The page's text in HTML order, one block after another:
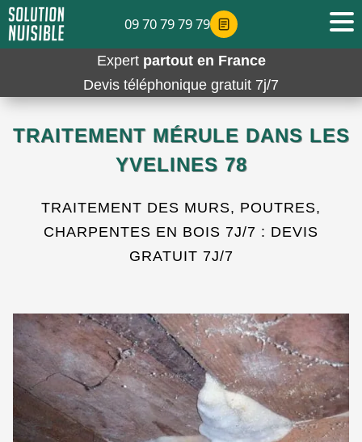
Expert partout en France
Devis téléphonique gratuit 7j/7
TRAITEMENT MÉRULE DANS LES
YVELINES 78
TRAITEMENT DES MURS, POUTRES,
CHARPENTES EN BOIS 7J/7 : DEVIS
GRATUIT 7J/7
09 70 79 79 79